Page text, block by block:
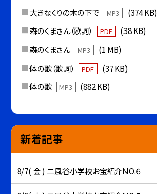
大きなくりの木の下で
MP3
(374 KB)
森のくまさん（歌詞）
PDF
(38 KB)
森のくまさん
MP3
(1 MB)
体の歌（歌詞）
PDF
(37 KB)
体の歌
MP3 (882 KB)
新着記事
8/7( 金 ) 二風谷小学校お宝紹介NO.６